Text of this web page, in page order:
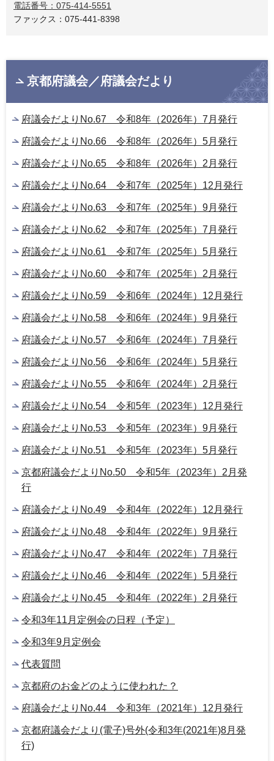
電話番号：075-414-5551
ファックス：075-441-8398
京都府議会／府議会だより
府議会だよりNo.67 令和8年（2026年）7月発行
府議会だよりNo.66 令和8年（2026年）5月発行
府議会だよりNo.65 令和8年（2026年）2月発行
府議会だよりNo.64 令和7年（2025年）12月発行
府議会だよりNo.63 令和7年（2025年）9月発行
府議会だよりNo.62 令和7年（2025年）7月発行
府議会だよりNo.61 令和7年（2025年）5月発行
府議会だよりNo.60 令和7年（2025年）2月発行
府議会だよりNo.59 令和6年（2024年）12月発行
府議会だよりNo.58 令和6年（2024年）9月発行
府議会だよりNo.57 令和6年（2024年）7月発行
府議会だよりNo.56 令和6年（2024年）5月発行
府議会だよりNo.55 令和6年（2024年）2月発行
府議会だよりNo.54 令和5年（2023年）12月発行
府議会だよりNo.53 令和5年（2023年）9月発行
府議会だよりNo.51 令和5年（2023年）5月発行
京都府議会だよりNo.50 令和5年（2023年）2月発
行
府議会だよりNo.49 令和4年（2022年）12月発行
府議会だよりNo.48 令和4年（2022年）9月発行
府議会だよりNo.47 令和4年（2022年）7月発行
府議会だよりNo.46 令和4年（2022年）5月発行
府議会だよりNo.45 令和4年（2022年）2月発行
令和3年11月定例会の日程（予定）
令和3年9月定例会
代表質問
京都府のお金どのように使われた？
府議会だよりNo.44 令和3年（2021年）12月発行
京都府議会だより(電子)号外(令和3年(2021年)8月発
行)